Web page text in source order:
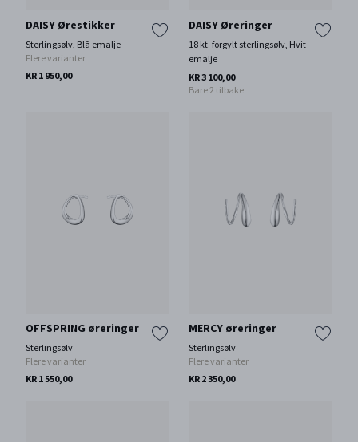
DAISY Ørestikker
Sterlingsølv, Blå emalje
Flere varianter
KR 1 950,00
DAISY Øreringer
18 kt. forgylt sterlingsølv, Hvit
emalje
KR 3 100,00
Bare 2 tilbake
OFFSPRING øreringer
Sterlingsølv
Flere varianter
KR 1 550,00
MERCY øreringer
Sterlingsølv
Flere varianter
KR 2 350,00